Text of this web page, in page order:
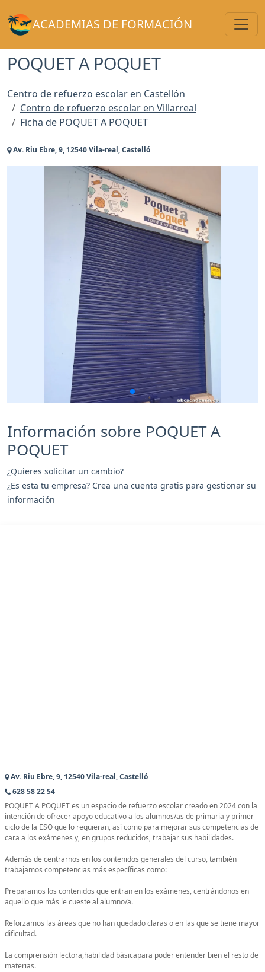
ACADEMIAS DE FORMACIÓN
POQUET A POQUET
Centro de refuerzo escolar en Castellón
Centro de refuerzo escolar en Villarreal
Ficha de POQUET A POQUET
Av. Riu Ebre, 9, 12540 Vila-real, Castelló
Información sobre POQUET A
POQUET
¿Quieres solicitar un cambio?
¿Es esta tu empresa? Crea una cuenta gratis para gestionar su
información
Av. Riu Ebre, 9, 12540 Vila-real, Castelló
628 58 22 54
POQUET A POQUET es un espacio de refuerzo escolar creado en 2024 con la
intención de ofrecer apoyo educativo a los alumnos/as de primaria y primer
ciclo de la ESO que lo requieran, así como para mejorar sus competencias de
cara a los exámenes y, en grupos reducidos, trabajar sus habilidades.
Además de centrarnos en los contenidos generales del curso, también
trabajamos competencias más específicas como:
Preparamos los contenidos que entran en los exámenes, centrándonos en
aquello que más le cueste al alumno/a.
Reforzamos las áreas que no han quedado claras o en las que se tiene mayor
dificultad.
La comprensión lectora,habilidad básicapara poder entender bien el resto de
materias.